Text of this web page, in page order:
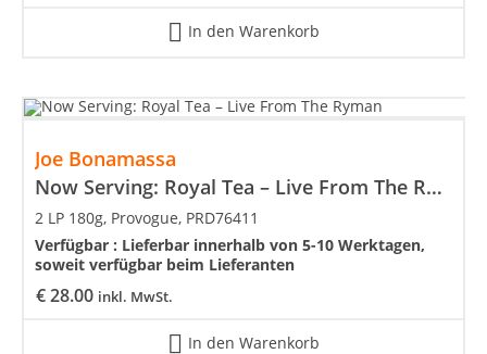
In den Warenkorb
Joe Bonamassa
Now Serving: Royal Tea – Live From The Ryman
€28.00 inkl. MwSt.
2 LP 180g, Provogue, PRD76411
Verfügbar : Lieferbar innerhalb von 5-10 Werktagen,
soweit verfügbar beim Lieferanten
In den Warenkorb